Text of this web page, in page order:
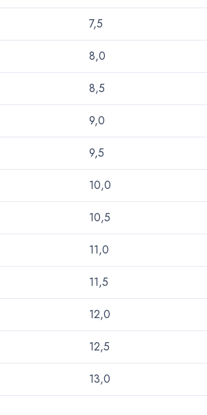
7,5
8,0
8,5
9,0
9,5
10,0
10,5
11,0
11,5
12,0
12,5
13,0